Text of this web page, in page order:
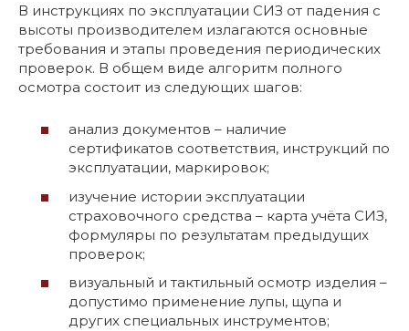
В инструкциях по эксплуатации СИЗ от падения с
высоты производителем излагаются основные
требования и этапы проведения периодических
проверок. В общем виде алгоритм полного
осмотра состоит из следующих шагов:
анализ документов – наличие
сертификатов соответствия, инструкций по
эксплуатации, маркировок;
изучение истории эксплуатации
страховочного средства – карта учёта СИЗ,
формуляры по результатам предыдущих
проверок;
визуальный и тактильный осмотр изделия –
допустимо применение лупы, щупа и
других специальных инструментов;